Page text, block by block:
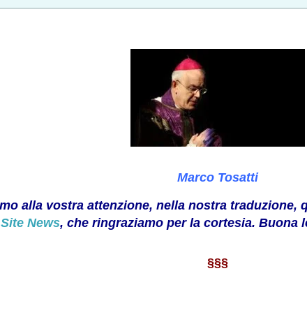
Marco Tosatti
alla vostra attenzione, nella nostra traduzione,
News, che ringraziamo per la cortesia. Buona
§§§